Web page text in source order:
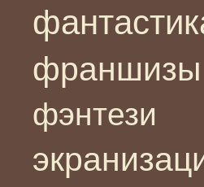
франшизы
фэнтези